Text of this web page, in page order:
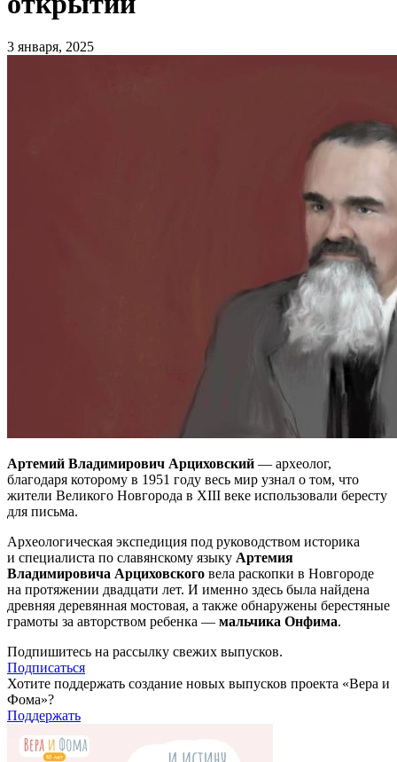
3 января, 2025
Артемий Владимирович Арциховский — археолог,
благодаря которому в 1951 году весь мир узнал о том, что
жители Великого Новгорода в XIII веке использовали бересту
для письма.
Археологическая экспедиция под руководством историка
и специалиста по славянскому языку Артемия
Владимировича Арциховского вела раскопки в Новгороде
на протяжении двадцати лет. И именно здесь была найдена
древняя деревянная мостовая, а также обнаружены берестяные
грамоты за авторством ребенка — мальчика Онфима.
Подпишитесь на рассылку свежих выпусков.
Подписаться
Хотите поддержать создание новых выпусков проекта «Вера и
Фома»?
Поддержать